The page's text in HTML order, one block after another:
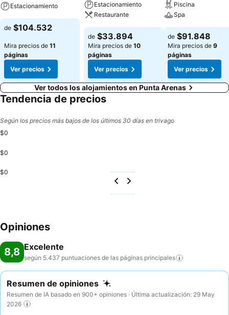
Estacionamiento
de $104.532
Mira precios de 11
páginas
Ver precios
Estacionamiento
Restaurante
de $33.894
Mira precios de 10
páginas
Ver precios
Piscina
Spa
de $91.848
Mira precios de 9
páginas
Ver precios
Ver todos los alojamientos en Punta Arenas
Tendencia de precios
Según los precios más bajos de los últimos 30 días en trivago
$0
$0
$0
Opiniones
8,8 Excelente
según 5.437 puntuaciones de las páginas principales
Resumen de opiniones
Resumen de IA basado en 900+ opiniones · Última actualización: 29 May
2026